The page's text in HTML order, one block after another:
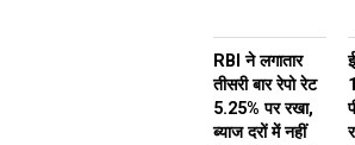
RBI ने लगातार
तीसरी बार रेपो रेट
5.25% पर रखा,
ब्याज दरों में नहीं